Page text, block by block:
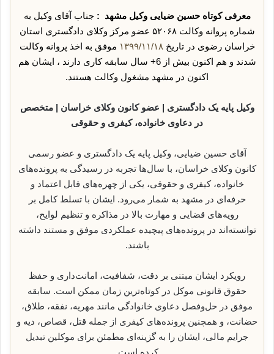
معرفی کوتاه حسین ضیایی وکیل مشهد : جناب آقای وکیل به
شماره پروانه وکالت ۵۲۰۶۸ عضو مرکز وکلای دادگستری استان
خراسان رضوی در تاریخ ۱۳۹۹/۱۱/۱۸ موفق به اخذ پروانه وکالت
شدند و هم اکنون بیش از 6+ سال سابقه کاری دارند ، ایشان هم
اکنون در مشهد مشغول وکالت هستند.
وکیل پایه یک دادگستری | عضو کانون وکلای خراسان | متخصص
در دعاوی خانواده، کیفری و حقوقی
آقای حسین ضیایی، وکیل پایه یک دادگستری و عضو رسمی
کانون وکلای خراسان، با سال‌ها تجربه در رسیدگی به پرونده‌های
خانواده، کیفری و حقوقی، یکی از چهره‌های قابل اعتماد و
حرفه‌ای در مشهد به شمار می‌رود. ایشان با تسلط کامل بر
رویه‌های قضایی و مهارت بالا در مذاکره و تنظیم لوایح،
توانسته‌اند در پرونده‌های پیچیده عملکردی موفق و مستند داشته
باشند.
رویکرد ایشان مبتنی بر دقت، شفافیت، امانت‌داری و حفظ
حقوق قانونی موکل در کوتاه‌ترین زمان ممکن است. سابقه
موفق در حل‌وفصل دعاوی خانوادگی مانند مهریه، نفقه، طلاق،
حضانت، و همچنین پرونده‌های کیفری از جمله قتل، قصاص، دیه و
جرایم مالی، ایشان را به گزینه‌ای مطمئن برای موکلین تبدیل
کرده است.